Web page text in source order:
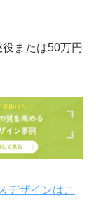
または50万円
デザインはこ